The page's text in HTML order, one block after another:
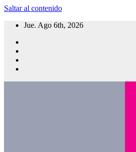
Saltar al contenido
Jue. Ago 6th, 2026